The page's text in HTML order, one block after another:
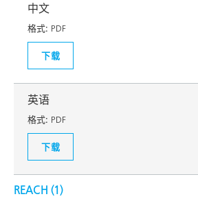
中文
格式: PDF
下载
英语
格式: PDF
下载
REACH (1)